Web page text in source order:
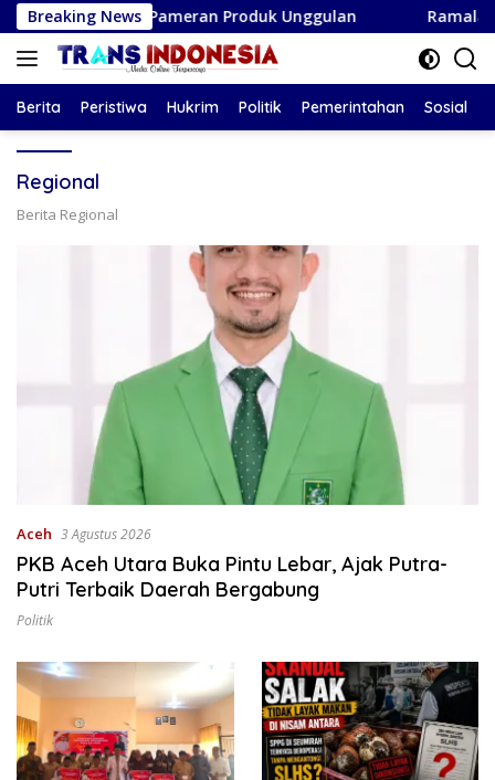
Langsung
ke
konten
Breaking News
dan Pameran Produk Unggulan Ramalan Pisces
Berita Peristiwa Hukrim Politik Pemerintahan Sosial
Regional
Berita Regional
Aceh 3 Agustus 2026
PKB Aceh Utara Buka Pintu Lebar, Ajak Putra-
Putri Terbaik Daerah Bergabung
Politik